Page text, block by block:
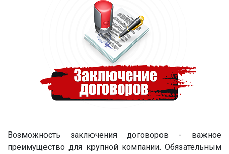
Возможность заключения договоров - важное
преимущество для крупной компании. Обязательным